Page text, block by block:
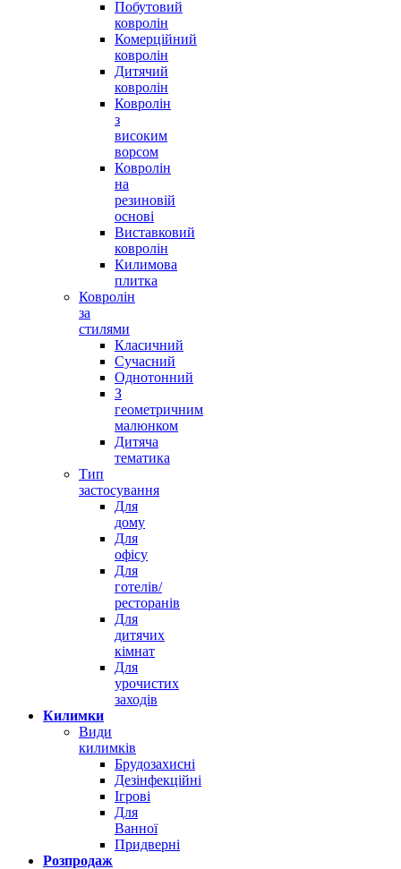
Побутовий
ковролін
Комерційний
ковролін
Дитячий
ковролін
Ковролін
з
високим
ворсом
Ковролін
на
резиновій
основі
Виставковий
ковролін
Килимова
плитка
Ковролін
за
стилями
Класичний
Сучасний
Однотонний
З
геометричним
малюнком
Дитяча
тематика
Тип
застосування
Для
дому
Для
офісу
Для
готелів/
ресторанів
Для
дитячих
кімнат
Для
урочистих
заходів
Килимки
Види
килимків
Брудозахисні
Дезінфекційні
Ігрові
Для
Ванної
Придверні
Розпродаж